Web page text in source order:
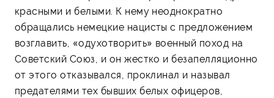
красными и белыми. К нему неоднократно
обращались немецкие нацисты с предложением
возглавить, «одухотворить» военный поход на
Советский Союз, и он жестко и безапелляционно
от этого отказывался, проклинал и называл
предателями тех бывших белых офицеров,